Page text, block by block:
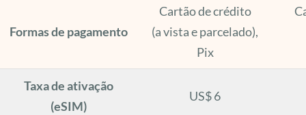
Formas de pagamento
Cartão de crédito
(a vista e parcelado),
Pix
Taxa de ativação
(eSIM)
US$ 6